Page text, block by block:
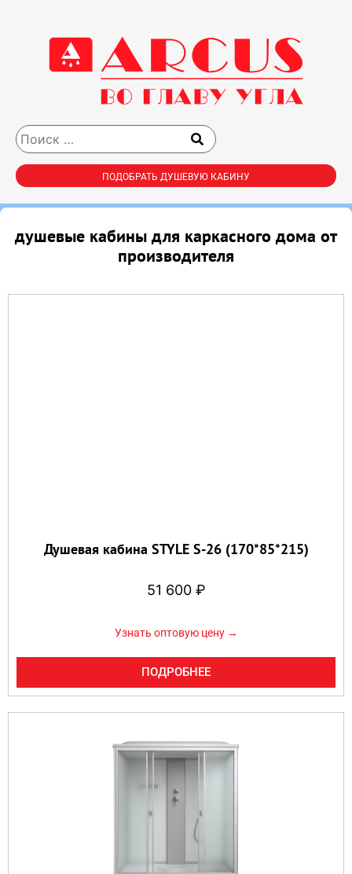
ПОДОБРАТЬ ДУШЕВУЮ КАБИНУ
душевые кабины для каркасного дома от
производителя
Душевая кабина STYLE S-26 (170*85*215)
51 600 ₽
Узнать оптовую цену →
ПОДРОБНЕЕ